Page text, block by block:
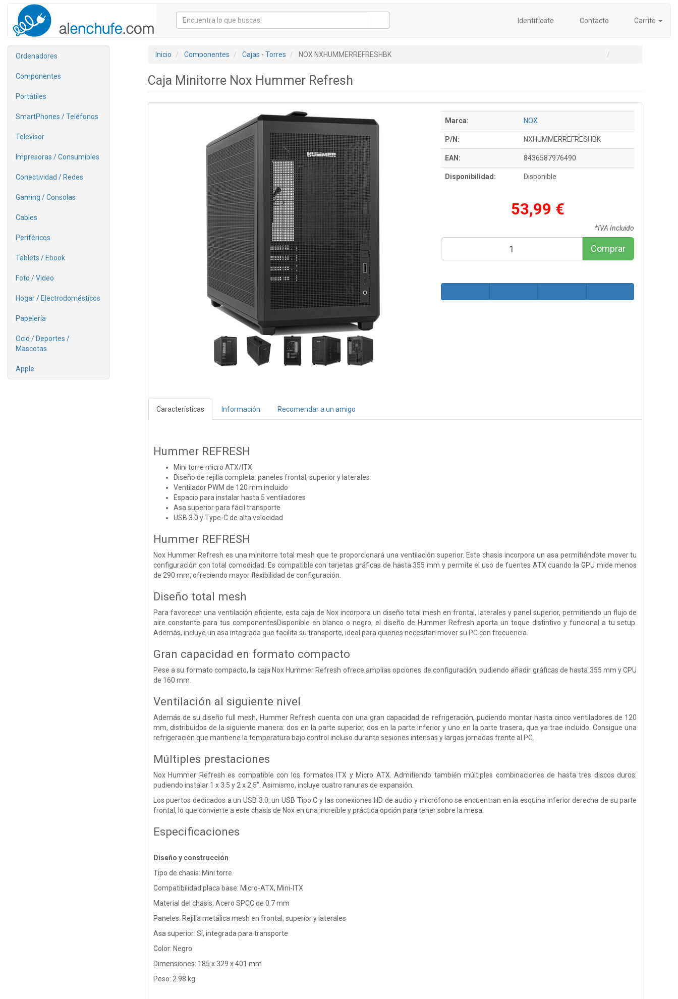
Identifícate Contacto Carrito
Ordenadores
Componentes
Portátiles
SmartPhones / Teléfonos
Televisor
Impresoras / Consumibles
Conectividad / Redes
Gaming / Consolas
Cables
Periféricos
Tablets / Ebook
Foto / Video
Hogar / Electrodomésticos
Papelería
Ocio / Deportes /
Mascotas
Apple
Inicio Componentes Cajas - Torres NOX NXHUMMERREFRESHBK
Caja Minitorre Nox Hummer Refresh
Marca: NOX
P/N: NXHUMMERREFRESHBK
EAN: 8436587976490
Disponibilidad: Disponible
53,99 €
*IVA Incluido
Comprar
Características Información Recomendar a un amigo
Hummer REFRESH
Mini torre micro ATX/ITX
Diseño de rejilla completa: paneles frontal, superior y laterales
Ventilador PWM de 120 mm incluido
Espacio para instalar hasta 5 ventiladores
Asa superior para fácil transporte
USB 3.0 y Type-C de alta velocidad
Hummer REFRESH
Nox Hummer Refresh es una minitorre total mesh que te proporcionará una ventilación superior. Este chasis incorpora un asa permitiéndote mover tu
configuración con total comodidad. Es compatible con tarjetas gráficas de hasta 355 mm y permite el uso de fuentes ATX cuando la GPU mide menos
de 290 mm, ofreciendo mayor flexibilidad de configuración.
Diseño total mesh
Para favorecer una ventilación eficiente, esta caja de Nox incorpora un diseño total mesh en frontal, laterales y panel superior, permitiendo un flujo de
aire constante para tus componentesDisponible en blanco o negro, el diseño de Hummer Refresh aporta un toque distintivo y funcional a tu setup.
Además, incluye un asa integrada que facilita su transporte, ideal para quienes necesitan mover su PC con frecuencia.
Gran capacidad en formato compacto
Pese a su formato compacto, la caja Nox Hummer Refresh ofrece amplias opciones de configuración, pudiendo añadir gráficas de hasta 355 mm y CPU
de 160 mm.
Ventilación al siguiente nivel
Además de su diseño full mesh, Hummer Refresh cuenta con una gran capacidad de refrigeración, pudiendo montar hasta cinco ventiladores de 120
mm, distribuidos de la siguiente manera: dos en la parte superior, dos en la parte inferior y uno en la parte trasera, que ya trae incluido. Consigue una
refrigeración que mantiene la temperatura bajo control incluso durante sesiones intensas y largas jornadas frente al PC.
Múltiples prestaciones
Nox Hummer Refresh es compatible con los formatos ITX y Micro ATX. Admitiendo también múltiples combinaciones de hasta tres discos duros:
pudiendo instalar 1 x 3.5 y 2 x 2.5". Asimismo, incluye cuatro ranuras de expansión.
Los puertos dedicados a un USB 3.0, un USB Tipo C y las conexiones HD de audio y micrófono se encuentran en la esquina inferior derecha de su parte
frontal, lo que convierte a este chasis de Nox en una increíble y práctica opción para tener sobre la mesa.
Especificaciones
Diseño y construcción
Tipo de chasis: Mini torre
Compatibilidad placa base: Micro-ATX, Mini-ITX
Material del chasis: Acero SPCC de 0.7 mm
Paneles: Rejilla metálica mesh en frontal, superior y laterales
Asa superior: Sí, integrada para transporte
Color: Negro
Dimensiones: 185 x 329 x 401 mm
Peso: 2.98 kg